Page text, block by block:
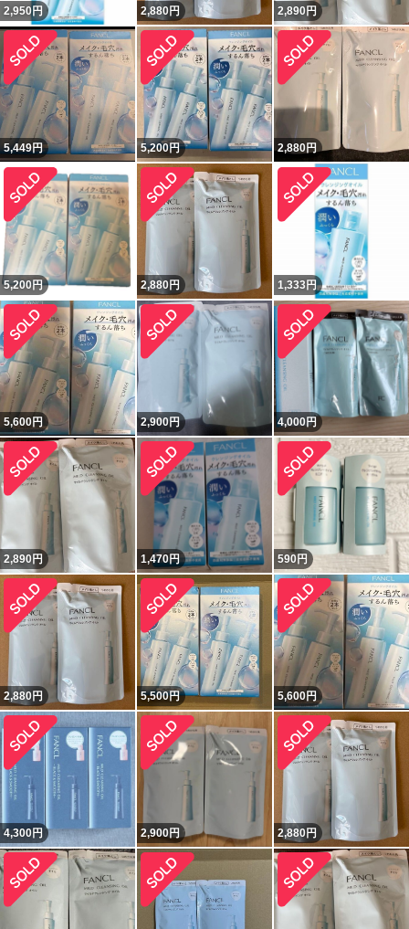
2,950円 2,880円 2,890円
5,449円 5,200円 2,880円
5,200円 2,880円 1,333円
5,600円 2,900円 4,000円
2,890円 1,470円 590円
2,880円 5,500円 5,600円
4,300円 2,900円 2,880円